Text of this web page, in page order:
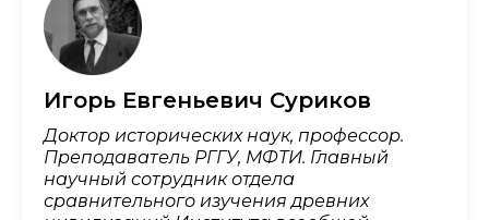
Игорь Евгеньевич Суриков
Доктор исторических наук, профессор.
Преподаватель РГГУ, МФТИ. Главный
научный сотрудник отдела
сравнительного изучения древних